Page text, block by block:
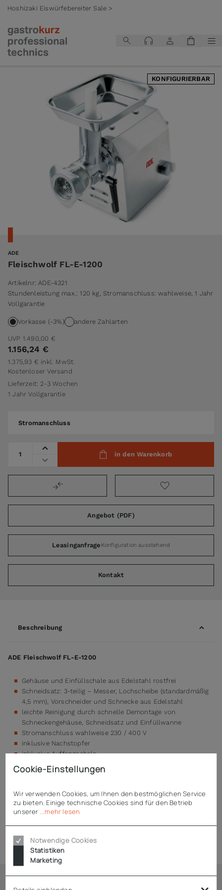
Hoshizaki Eiswürfebereiter Sale >
KONFIGURIERBAR
ADE
Fleischwolf FL-E-1200
Artikelnr: ADE-4321
Stundenleistung max.: 120 kg, Stromanschluss: wahlweise, 1 Jahr
Vollgarantie
Vorkasse (-3%) andere Zahlarten
UVP 1.490,00 €
1.156,24 €
1.375,93 € inkl. MwSt.
Kostenloser Versand
Lieferzeit: 2-3 Wochen
1 Jahr Vollgarantie
Stromanschluss
in den Warenkorb
Angebot (PDF)
Leasinganfrage Konfiguration ausstehend
Kontakt
Beschreibung
ADE Fleischwolf FL-E-1200
Gehäuse und Einfüllschale aus Edelstahl rostfrei
Schneidsatz: 3-teilig – Messer, Lochscheibe (standardmäßig
4,5 mm), Vorschneider und Schnecke aus Edelstahl
leichte Reinigung durch schnelle Demontage von
Schneckengehäuse, Schneidsatz und Einfüllwanne
Stromanschluss wahlweise 230 / 400 V
inklusive Nachstopfer
inklusive Auffangschale
Technische Daten
Zubehör
Cookie-Einstellungen
Wir verwenden Cookies, um Ihnen den bestmöglichen Service
zu bieten. Einige technische Cookies sind für den Betrieb
unserer
...mehr lesen
Notwendige Cookies
Statistiken
Marketing